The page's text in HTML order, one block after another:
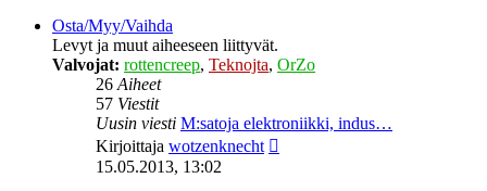
Osta/Myy/Vaihda
Levyt ja muut aiheeseen liittyvät.
Valvojat: rottencreep, Teknojta, OrZo
26Aiheet
57 Viestit
Uusin viesti M:satoja elektroniikki, indus…
Kirjoittaja wotzenknecht
15.05.2013, 13:02